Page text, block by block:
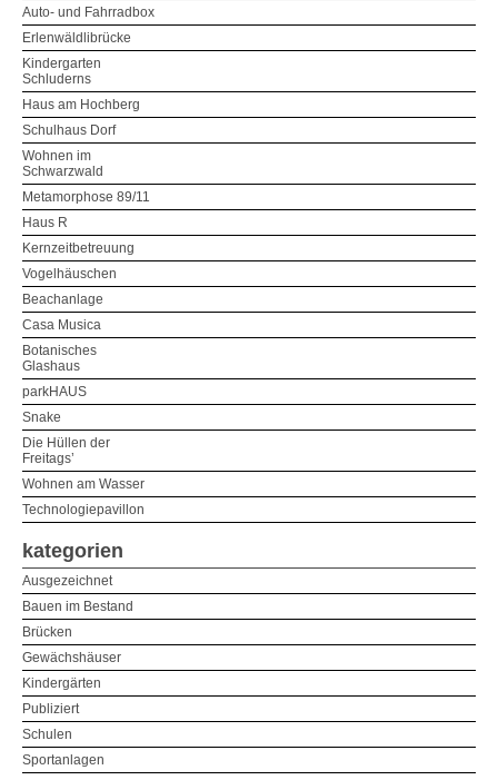
Auto- und Fahrradbox
Erlenwäldlibrücke
Kindergarten
Schluderns
Haus am Hochberg
Schulhaus Dorf
Wohnen im
Schwarzwald
Metamorphose 89/11
Haus R
Kernzeitbetreuung
Vogelhäuschen
Beachanlage
Casa Musica
Botanisches
Glashaus
parkHAUS
Snake
Die Hüllen der
Freitags’
Wohnen am Wasser
Technologiepavillon
kategorien
Ausgezeichnet
Bauen im Bestand
Brücken
Gewächshäuser
Kindergärten
Publiziert
Schulen
Sportanlagen